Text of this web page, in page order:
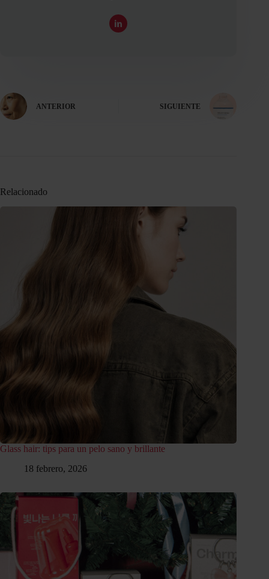
ANTERIOR SIGUIENTE
Relacionado
Glass hair: tips para un pelo sano y brillante
18 febrero, 2026